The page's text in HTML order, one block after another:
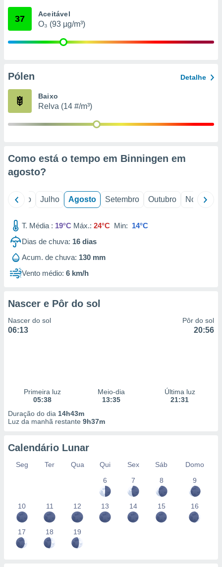
através
estudos
1199
37 Aceitável
O₃ (93 µg/m³)
Pólen Detalhe
Baixo
Relva (14 #/m³)
Como está o tempo em Binningen em
agosto?
Junho Julho Agosto Setembro Outubro Novembro
T. Média : 19°C Máx.: 24°C Min: 14°C
Dias de chuva: 16 dias
Acum. de chuva: 130 mm
Vento médio: 6 km/h
Nascer e Pôr do sol
Nascer do sol
06:13
Pôr do sol
20:56
Primeira luz
05:38
Meio-dia
13:35
Última luz
21:31
Duração do dia 14h43m
Luz da manhã restante 9h37m
Calendário Lunar
Seg Ter Qua Qui Sex Sáb
Domo
6
7 8 9
10 11 12 13 14 15 16
17 18 19